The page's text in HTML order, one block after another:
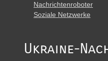
Nachrichtenroboter
Soziale Netzwerke
Ukraine-